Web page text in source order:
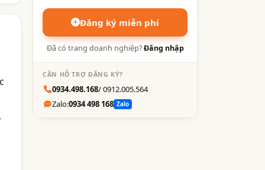
Đăng ký miễn phí
Đã có trang doanh nghiệp?Đăng nhập
CẦN HỖ TRỢ ĐĂNG KÝ?
0934.498.168/ 0912.005.564
Zalo:0934 498 168 Zalo